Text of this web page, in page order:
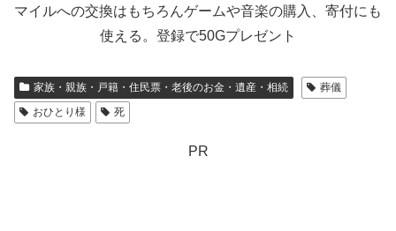
マイルへの交換はもちろんゲームや音楽の購入、寄付にも
使える。登録で50Gプレゼント
家族・親族・戸籍・住民票・老後のお金・遺産・相続
葬儀
おひとり様
死
PR